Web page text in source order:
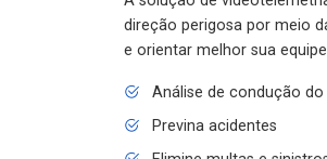
direção perigosa por meio
e orientar melhor sua equipe.
Análise de condução do
Previna acidentes
Elimine multas e